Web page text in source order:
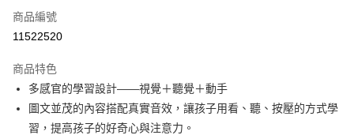
LINE Pay
街口支付
悠遊付
商品編號
11522520
商品特色
多感官的學習設計——視覺＋聽覺＋動手
圖文並茂的內容搭配真實音效，讓孩子用看、聽、按壓的方式學
習，提高孩子的好奇心與注意力。